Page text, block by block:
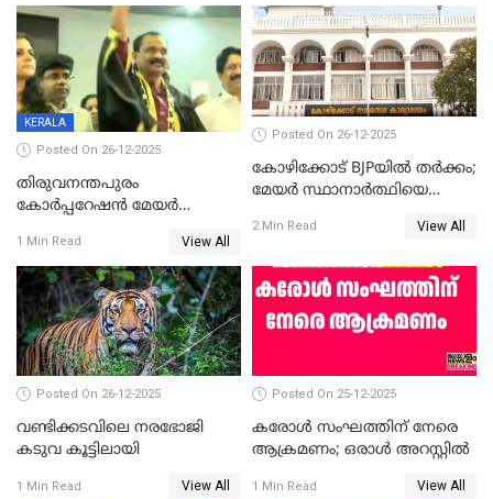
ഡെപ്യൂട്ടി മേയർ സ്ഥാനത്ത്
താഹിറിന് വിജയം
തന്നെ വിശദീകരിയ്ക്കുന്നു;
സത്യമിതാണ്
KERALA
Posted On 26-12-2025
തിരുവനന്തപുരം
കോര്‍പ്പറേഷന്‍ മേയര്‍
ഹൈക്കോടതിയിലേക്ക്;
സത്യപ്രതിജ്ഞ ചടങ്ങില്‍
ചട്ടലംഘനമെന്ന് പാർട്ടി
1 Min Read View All
Posted On 26-12-2025
കോഴിക്കോട് BJPയിൽ തർക്കം;
മേയർ സ്ഥാനാർത്ഥിയെ
2 Min Read View All
Posted On 26-12-2025
വണ്ടിക്കടവിലെ നരഭോജി
കടുവ കൂട്ടിലായി
1 Min Read View All
Posted On 25-12-2025
കരോള്‍ സംഘത്തിന് നേരെ
ആക്രമണം; ഒരാള്‍ അറസ്റ്റില്‍
1 Min Read View All